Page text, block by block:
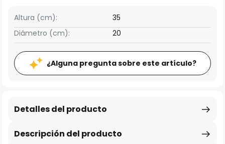
Altura (cm):
35
Diámetro (cm):
20
¿Alguna pregunta sobre este artículo?
Descripción del producto
Detalles del producto